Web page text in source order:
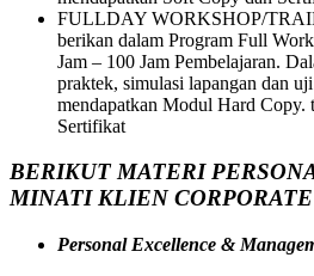
FULLDAY WORKSHOP/
berikan dalam Program Full
Jam – 100 Jam Pembelajaran.
praktek, simulasi lapangan dan
mendapatkan Modul Hard Copy.
Sertifikat
BERIKUT MATERI
MINATI KLIEN
Personal Excellence &